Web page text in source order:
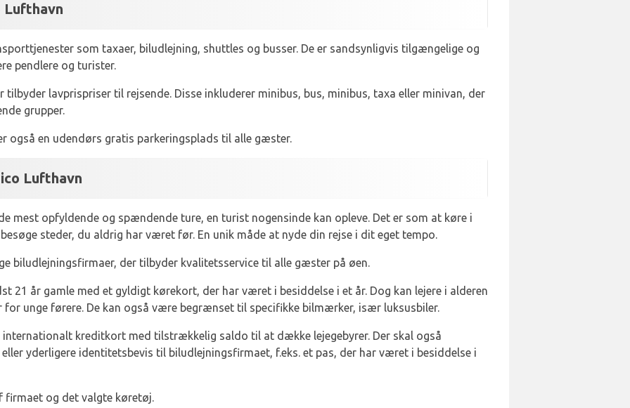
Lufthavn
som taxaer, biludlejning, shuttles og busser. De er sandsynligvis tilgængelige og
pendlere og turister.
tilbyder lavprispriser til rejsende. Disse inkluderer minibus, bus, minibus, taxa eller minivan, der
grupper.
også en udendørs gratis parkeringsplads til alle gæster.
Lufthavn
mest opfyldende og spændende ture, en turist nogensinde kan opleve. Det er som at køre i
steder, du aldrig har været før. En unik måde at nyde din rejse i dit eget tempo.
biludlejningsfirmaer, der tilbyder kvalitetsservice til alle gæster på øen.
21 år gamle med et gyldigt kørekort, der har været i besiddelse i et år. Dog kan lejere i alderen
unge førere. De kan også være begrænset til specifikke bilmærker, især luksusbiler.
internationalt kreditkort med tilstrækkelig saldo til at dække lejegebyrer. Der skal også
yderligere identitetsbevis til biludlejningsfirmaet, f.eks. et pas, der har været i besiddelse i
firmaet og det valgte køretøj.